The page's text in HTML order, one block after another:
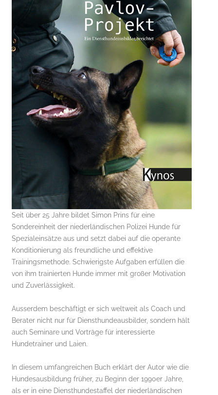
Seit über 25 Jahre bildet Simon Prins für eine
Sondereinheit der niederländischen Polizei Hunde für
Spezialeinsätze aus und setzt dabei auf die operante
Konditionierung als freundliche und effektive
Trainingsmethode. Schwierigste Aufgaben erfüllen die
von ihm trainierten Hunde immer mit großer Motivation
und Zuverlässigkeit.
Ausserdem beschäftigt er sich weltweit als Coach und
Berater nicht nur für Diensthundeausbilder, sondern hält
auch Seminare und Vorträge für interessierte
Hundetrainer und Laien.
In diesem umfangreichen Buch erklärt der Autor wie die
Hundesausbildung früher, zu Beginn der 1990er Jahre,
als er in eine Diensthundestaffel der niederländischen